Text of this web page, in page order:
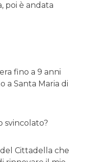
poi è andata
fino a 9 anni
a Santa Maria di
svincolato?
del Cittadella che